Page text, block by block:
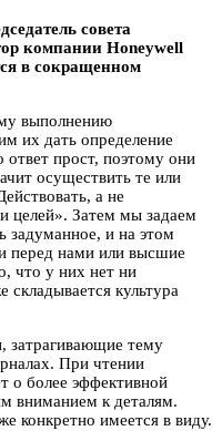
совета
компании Honeywell
в сокращенном
выполнению
их дать определение
прост, поэтому они
осуществить те или
а не
целей». Затем мы задаем
задуманное, и на этом
перед нами или высшие
что у них нет ни
складывается культура
затрагивающие тему
При чтении
о более эффективной
вниманием к деталям.
конкретно имеется в виду.